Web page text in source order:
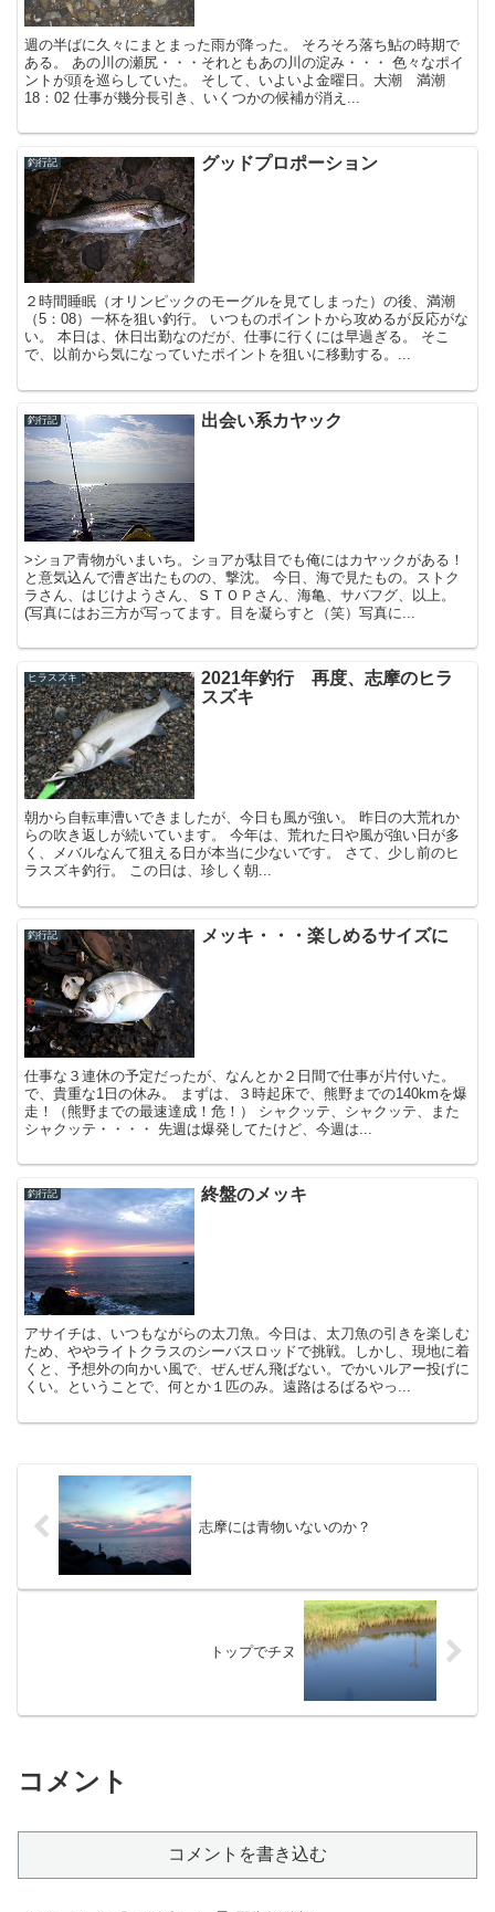
週の半ばに久々にまとまった雨が降った。 そろそろ落ち鮎の時期で
ある。 あの川の瀬尻・・・それともあの川の淀み・・・ 色々なポイ
ントが頭を巡らしていた。 そして、いよいよ金曜日。大潮 満潮
18：02 仕事が幾分長引き、いくつかの候補が消え...
釣行記 グッドプロポーション
２時間睡眠（オリンピックのモーグルを見てしまった）の後、満潮
（5：08）一杯を狙い釣行。 いつものポイントから攻めるが反応がな
い。 本日は、休日出勤なのだが、仕事に行くには早過ぎる。 そこ
で、以前から気になっていたポイントを狙いに移動する。...
釣行記 出会い系カヤック
>ショア青物がいまいち。ショアが駄目でも俺にはカヤックがある！
と意気込んで漕ぎ出たものの、撃沈。 今日、海で見たもの。ストク
ラさん、はじけようさん、ＳＴＯＰさん、海亀、サバフグ、以上。
(写真にはお三方が写ってます。目を凝らすと（笑）写真に...
ヒラスズキ
2021年釣行 再度、志摩のヒラ
スズキ
朝から自転車漕いできましたが、今日も風が強い。 昨日の大荒れか
らの吹き返しが続いています。 今年は、荒れた日や風が強い日が多
く、メバルなんて狙える日が本当に少ないです。 さて、少し前のヒ
ラスズキ釣行。 この日は、珍しく朝...
釣行記 メッキ・・・楽しめるサイズに
仕事な３連休の予定だったが、なんとか２日間で仕事が片付いた。
で、貴重な1日の休み。 まずは、３時起床で、熊野までの140kmを爆
走！（熊野までの最速達成！危！） シャクッテ、シャクッテ、また
シャクッテ・・・・ 先週は爆発してたけど、今週は...
釣行記 終盤のメッキ
アサイチは、いつもながらの太刀魚。今日は、太刀魚の引きを楽しむ
ため、ややライトクラスのシーバスロッドで挑戦。しかし、現地に着
くと、予想外の向かい風で、ぜんぜん飛ばない。でかいルアー投げに
くい。ということで、何とか１匹のみ。遠路はるばるやっ...
志摩には青物いないのか？
トップでチヌ
コメント
コメントを書き込む